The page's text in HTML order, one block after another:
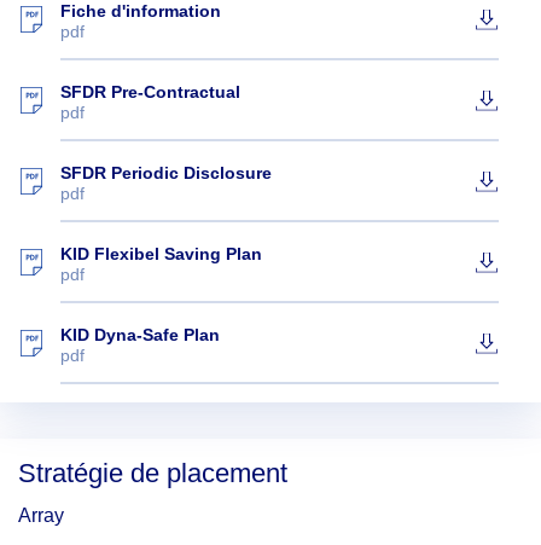
Fiche d'information
pdf
SFDR Pre-Contractual
pdf
SFDR Periodic Disclosure
pdf
KID Flexibel Saving Plan
pdf
KID Dyna-Safe Plan
pdf
Stratégie de placement
Array